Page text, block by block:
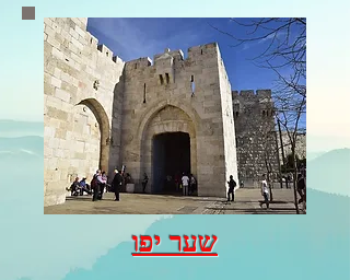
שער יפו